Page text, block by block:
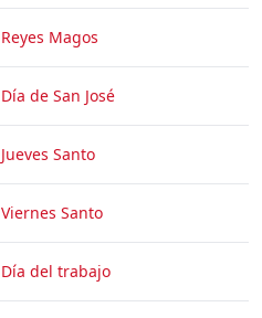
Reyes Magos
Día de San José
Jueves Santo
Viernes Santo
Día del trabajo